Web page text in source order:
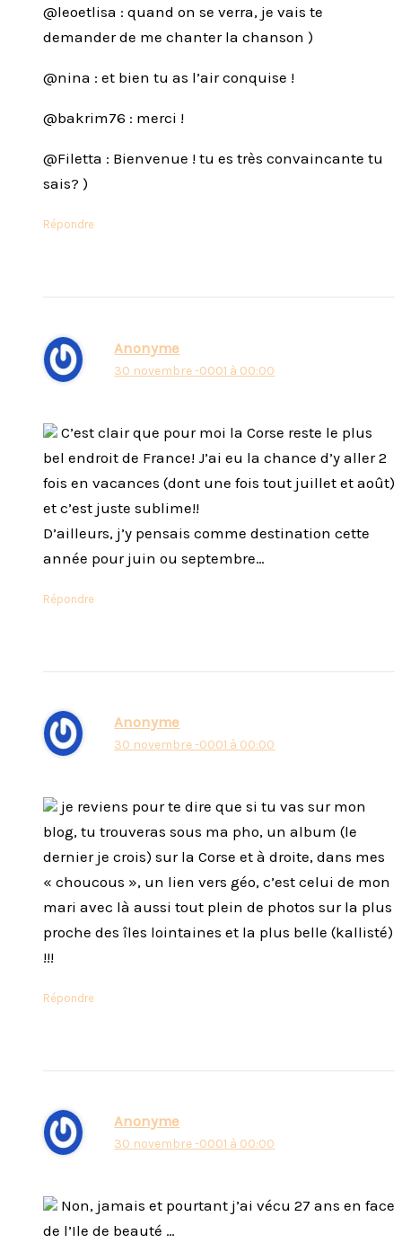
@leoetlisa : quand on se verra, je vais te
demander de me chanter la chanson )
@nina : et bien tu as l’air conquise !
@bakrim76 : merci !
@Filetta : Bienvenue ! tu es très convaincante tu
sais? )
Répondre
Anonyme
30 novembre -0001 à 00:00
C’est clair que pour moi la Corse reste le plus
bel endroit de France! J’ai eu la chance d’y aller 2
fois en vacances (dont une fois tout juillet et août)
et c’est juste sublime!!
D’ailleurs, j’y pensais comme destination cette
année pour juin ou septembre…
Répondre
Anonyme
30 novembre -0001 à 00:00
je reviens pour te dire que si tu vas sur mon
blog, tu trouveras sous ma pho, un album (le
dernier je crois) sur la Corse et à droite, dans mes
« choucous », un lien vers géo, c’est celui de mon
mari avec là aussi tout plein de photos sur la plus
proche des îles lointaines et la plus belle (kallisté)
!!!
Répondre
Anonyme
30 novembre -0001 à 00:00
Non, jamais et pourtant j’ai vécu 27 ans en face
de l’Ile de beauté …